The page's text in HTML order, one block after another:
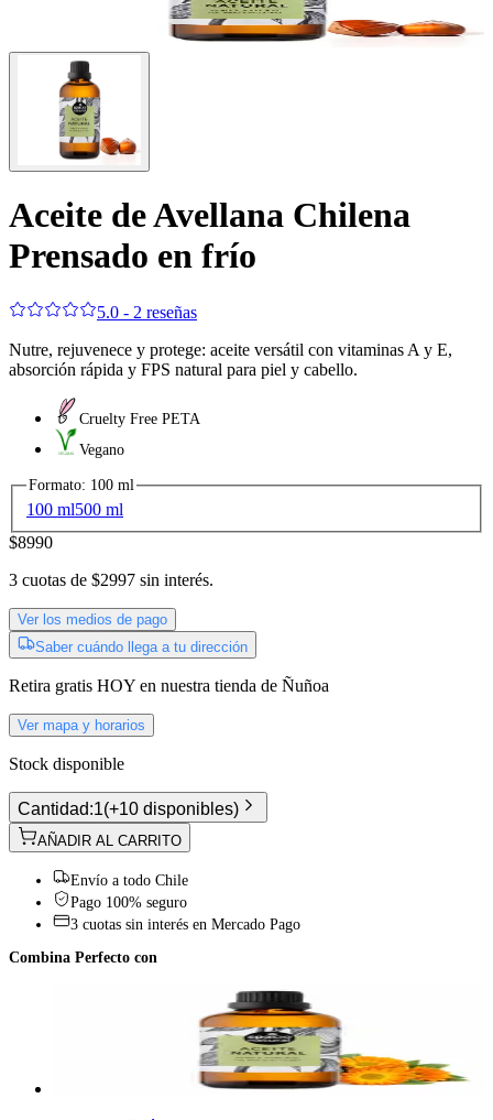
Aceite de Avellana Chilena
Prensado en frío
5.0 - 2 reseñas
Nutre, rejuvenece y protege: aceite versátil con vitaminas A y E,
absorción rápida y FPS natural para piel y cabello.
Cruelty Free PETA
Vegano
Formato: 100 ml
100 ml500 ml
$8990
3 cuotas de $2997 sin interés.
Ver los medios de pago
Saber cuándo llega a tu dirección
Retira gratis HOY en nuestra tienda de Ñuñoa
Ver mapa y horarios
Stock disponible
Cantidad:1(+10 disponibles)
AÑADIR AL CARRITO
Envío a todo Chile
Pago 100% seguro
3 cuotas sin interés en Mercado Pago
Combina Perfecto con